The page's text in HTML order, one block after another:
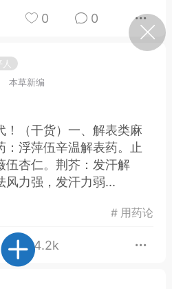
【理肺清瘟膏】
（HAi） 2
，阳明脉衰：女性
阳明胃经
0 0
本草新编
！（干货）一、解表类麻
：浮萍伍辛温解表药。止
伍杏仁。荆芥：发汗解
风力强，发汗力弱...
# 用药论
4.2k